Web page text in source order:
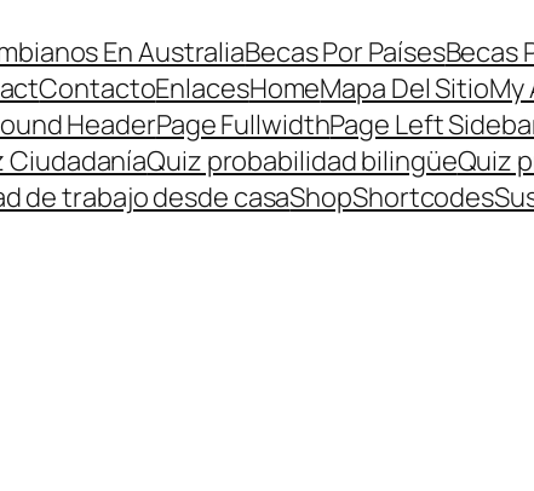
En AustraliaBecas Por PaísesBecas
ContactoEnlacesHomeMapa Del SitioMy
HeaderPage FullwidthPage Left
CiudadaníaQuiz probabilidad bilingüeQuiz
de trabajo desde casaShopShortcodes